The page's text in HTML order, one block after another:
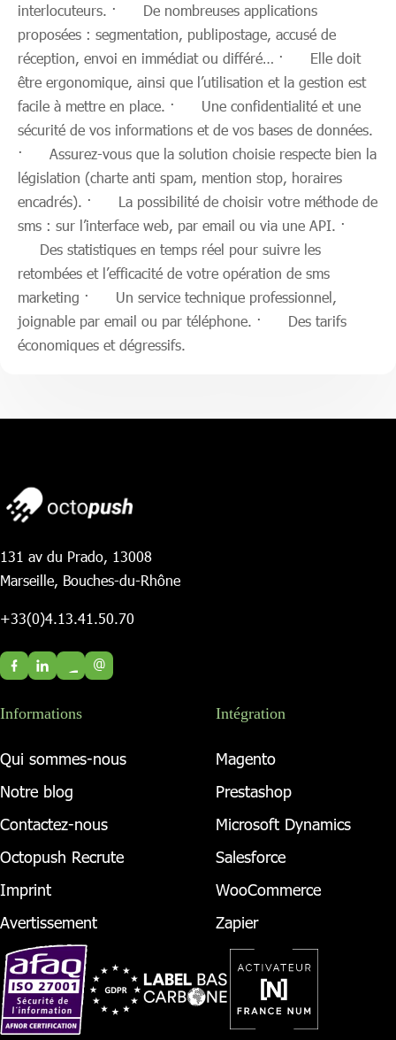
interlocuteurs. · De nombreuses applications
proposées : segmentation, publipostage, accusé de
réception, envoi en immédiat ou différé… · Elle doit
être ergonomique, ainsi que l’utilisation et la gestion est
facile à mettre en place. · Une confidentialité et une
sécurité de vos informations et de vos bases de données.
· Assurez-vous que la solution choisie respecte bien la
législation (charte anti spam, mention stop, horaires
encadrés). · La possibilité de choisir votre méthode de
sms : sur l’interface web, par email ou via une API. ·
Des statistiques en temps réel pour suivre les
retombées et l’efficacité de votre opération de sms
marketing · Un service technique professionnel,
joignable par email ou par téléphone. · Des tarifs
économiques et dégressifs.
131 av du Prado, 13008
Marseille, Bouches-du-Rhône
+33(0)4.13.41.50.70
@
Informations
Qui sommes-nous
Notre blog
Contactez-nous
Octopush Recrute
Imprint
Avertissement
Intégration
Magento
Prestashop
Microsoft Dynamics
Salesforce
WooCommerce
Zapier